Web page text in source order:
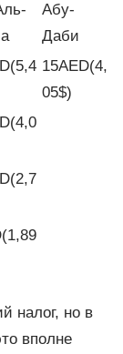
Абу-
Даби
15AED(4,
05$)
налог, но в
вполне